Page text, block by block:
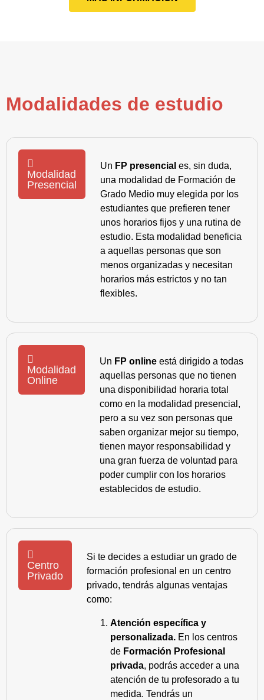
Modalidades de estudio
Modalidad
Presencial
Un FP presencial es, sin duda,
una modalidad de Formación de
Grado Medio muy elegida por los
estudiantes que prefieren tener
unos horarios fijos y una rutina de
estudio. Esta modalidad beneficia
a aquellas personas que son
menos organizadas y necesitan
horarios más estrictos y no tan
flexibles.
Modalidad
Online
Un FP online está dirigido a todas
aquellas personas que no tienen
una disponibilidad horaria total
como en la modalidad presencial,
pero a su vez son personas que
saben organizar mejor su tiempo,
tienen mayor responsabilidad y
una gran fuerza de voluntad para
poder cumplir con los horarios
establecidos de estudio.
Centro
Privado
Si te decides a estudiar un grado de
formación profesional en un centro
privado, tendrás algunas ventajas
como:
Atención específica y
personalizada. En los centros
de Formación Profesional
privada, podrás acceder a una
atención de tu profesorado a tu
medida. Tendrás un